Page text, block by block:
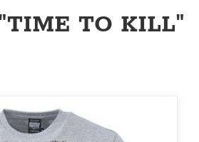
TO KILL"